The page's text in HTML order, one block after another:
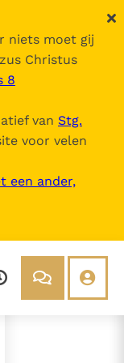
niets moet gij
Christus
8
van Stg.
voor velen
een ander,